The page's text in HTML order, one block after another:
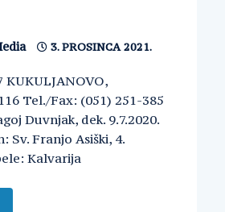
3. PROSINCA 2021.
KUKULJANOVO,
Tel./Fax: (051) 251-385
Duvnjak, dek. 9.7.2020.
Sv. Franjo Asiški, 4.
Kalvarija